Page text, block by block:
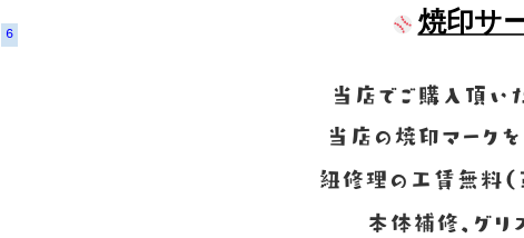
6 焼印サ
当店でご購入頂いた
当店の焼印マークを
紐修理の工賃無料（
本体補修、グリ